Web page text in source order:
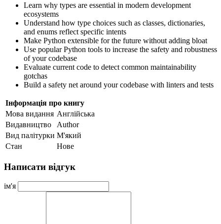
Learn why types are essential in modern development
ecosystems
Understand how type choices such as classes, dictionaries,
and enums reflect specific intents
Make Python extensible for the future without adding bloat
Use popular Python tools to increase the safety and robustness
of your codebase
Evaluate current code to detect common maintainability
gotchas
Build a safety net around your codebase with linters and tests
Інформація про книгу
Мова видання Англійська
Видавництво
Author
Вид палітурки М'який
Стан
Нове
Написати відгук
ім'я